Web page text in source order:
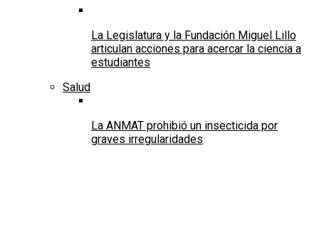
La Legislatura y la Fundación Miguel Lillo
articulan acciones para acercar la ciencia a
estudiantes
Salud
La ANMAT prohibió un insecticida por
graves irregularidades